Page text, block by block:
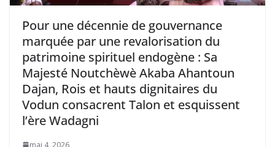
Pour une décennie de gouvernance
marquée par une revalorisation du
patrimoine spirituel endogène : Sa
Majesté Noutchèwè Akaba Ahantoun
Dajan, Rois et hauts dignitaires du
Vodun consacrent Talon et esquissent
l’ère Wadagni
mai 4, 2026